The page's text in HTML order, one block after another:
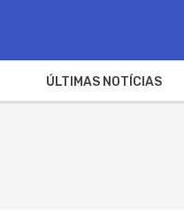
ÚLTIMAS NOTÍCIAS